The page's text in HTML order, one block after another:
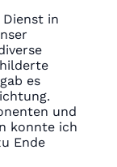
in
es
und
konnte ich
Ende